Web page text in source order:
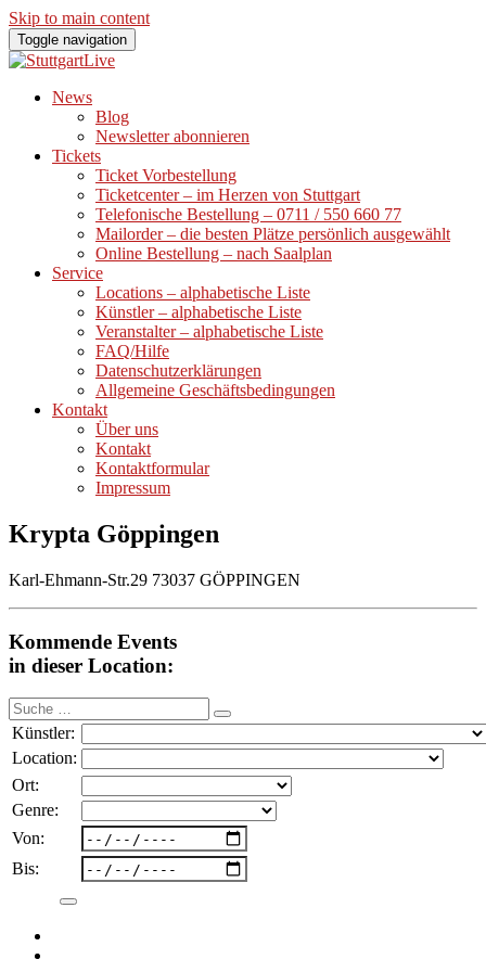
Skip to main content
Toggle navigation
News
Blog
Newsletter abonnieren
Tickets
Ticket Vorbestellung
Ticketcenter – im Herzen von Stuttgart
Telefonische Bestellung – 0711 / 550 660 77
Mailorder – die besten Plätze persönlich ausgewählt
Online Bestellung – nach Saalplan
Service
Locations – alphabetische Liste
Künstler – alphabetische Liste
Veranstalter – alphabetische Liste
FAQ/Hilfe
Datenschutzerklärungen
Allgemeine Geschäftsbedingungen
Kontakt
Über uns
Kontakt
Kontaktformular
Impressum
Krypta Göppingen
Karl-Ehmann-Str.29 73037 GÖPPINGEN
Kommende Events
in dieser Location:
Suche
nach:
Künstler:
Location:
Ort:
Genre:
Von:
Bis: